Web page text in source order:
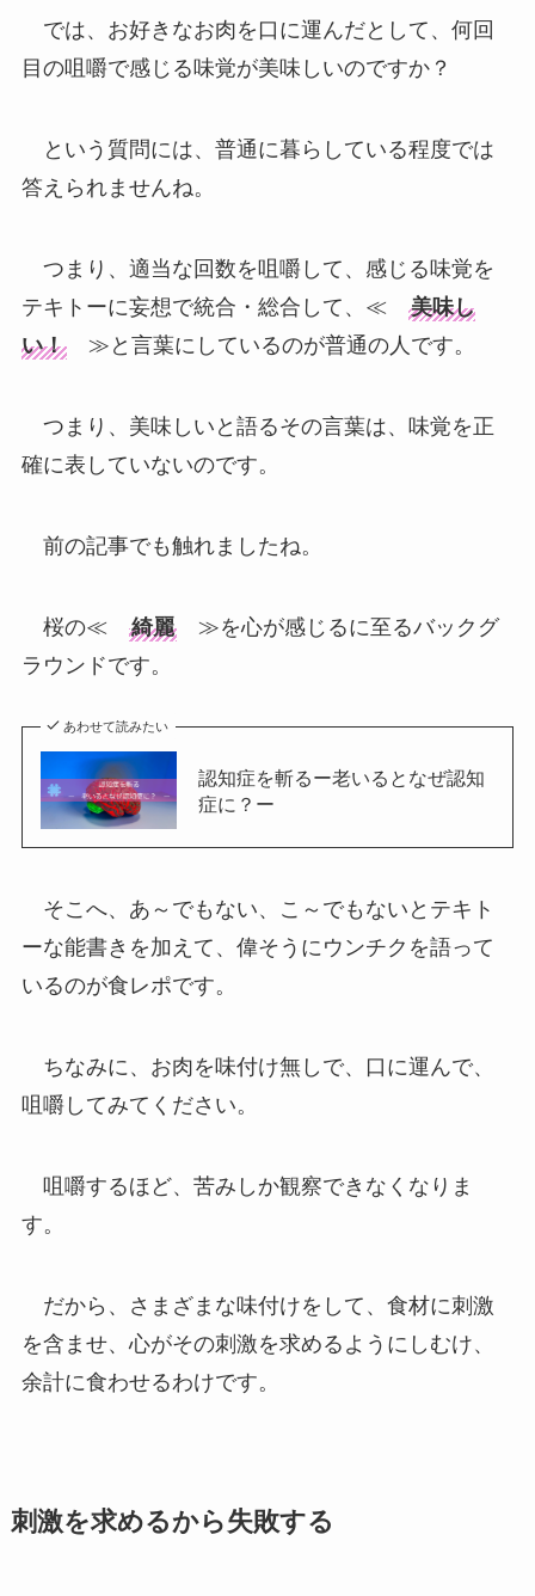
では、お好きなお肉を口に運んだとして、何回
目の咀嚼で感じる味覚が美味しいのですか？
という質問には、普通に暮らしている程度では
答えられませんね。
つまり、適当な回数を咀嚼して、感じる味覚を
テキトーに妄想で統合・総合して、≪ 美味し
い！≫と言葉にしているのが普通の人です。
つまり、美味しいと語るその言葉は、味覚を正
確に表していないのです。
前の記事でも触れましたね。
桜の≪ 綺麗≫を心が感じるに至るバックグ
ラウンドです。
あわせて読みたい
認知症を斬るー老いるとなぜ認知
症に？ー
そこへ、あ～でもない、こ～でもないとテキト
ーな能書きを加えて、偉そうにウンチクを語って
いるのが食レポです。
ちなみに、お肉を味付け無しで、口に運んで、
咀嚼してみてください。
咀嚼するほど、苦みしか観察できなくなりま
す。
だから、さまざまな味付けをして、食材に刺激
を含ませ、心がその刺激を求めるようにしむけ、
余計に食わせるわけです。
刺激を求めるから失敗する